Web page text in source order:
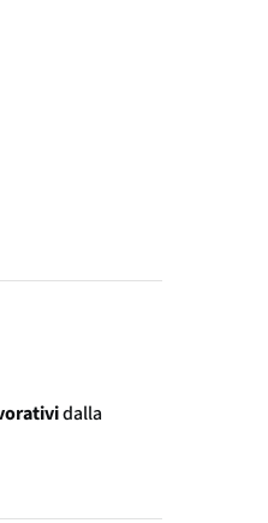
dalla